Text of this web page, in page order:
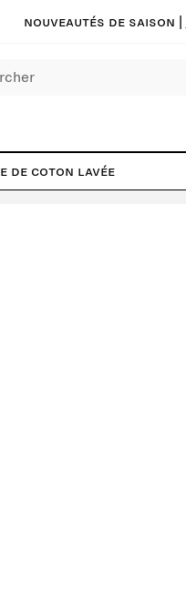
Nouveautés de saison
de coton lavée